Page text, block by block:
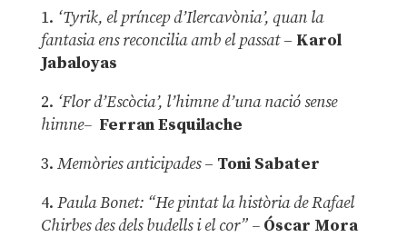
1. ‘Tyrik, el príncep d’Ilercavònia’, quan la
fantasia ens reconcilia amb el passat– Karol
Jabaloyas
2. ‘Flor d’Escòcia’, l’himne d’una nació sense
himne– Ferran Esquilache
3. Memòries anticipades– Toni Sabater
4. Paula Bonet: “He pintat la història de Rafael
Chirbes des dels budells i el cor” –Óscar Mora